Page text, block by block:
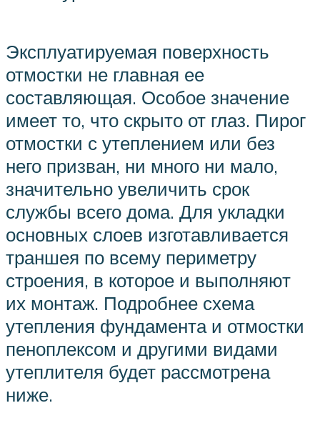
Эксплуатируемая поверхность
отмостки не главная ее
составляющая. Особое значение
имеет то, что скрыто от глаз. Пирог
отмостки с утеплением или без
него призван, ни много ни мало,
значительно увеличить срок
службы всего дома. Для укладки
основных слоев изготавливается
траншея по всему периметру
строения, в которое и выполняют
их монтаж. Подробнее схема
утепления фундамента и отмостки
пеноплексом и другими видами
утеплителя будет рассмотрена
ниже.